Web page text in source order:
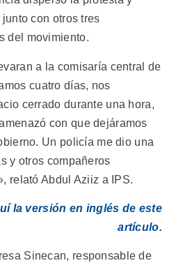
con otros tres
del movimiento.
a la comisaría central de
cuatro días, nos
cerrado durante una hora,
con que dejáramos
Un policía me dio una
y otros compañeros
relató Abdul Aziiz a IPS.
la versión en inglés de este
artículo.
Sinecan, responsable de